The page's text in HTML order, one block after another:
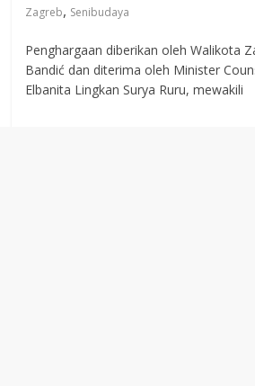
Zagreb, Senibudaya
Penghargaan diberikan oleh Walikota
Bandić dan diterima oleh Minister
Elbanita Lingkan Surya Ruru, mewakili